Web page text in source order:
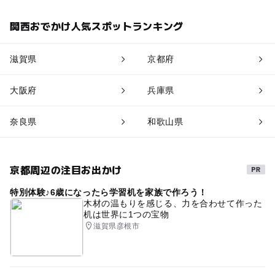
関西おでかけ人気スポットランキング
滋賀県 京都府
大阪府 兵庫県
奈良県 和歌山県
京都周辺の注目お出かけ
特別体験♪6歳になったら学習机を家族で作ろう！
木材の温もりを感じる、力を合わせて作った
机は世界に1つの宝物
滋賀県彦根市